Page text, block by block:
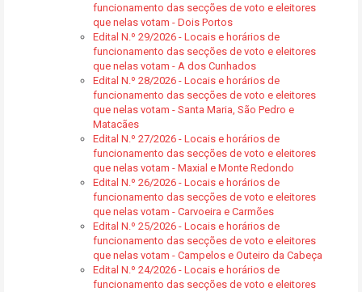
funcionamento das secções de voto e eleitores
que nelas votam - Dois Portos
Edital N.º 29/2026 - Locais e horários de
funcionamento das secções de voto e eleitores
que nelas votam - A dos Cunhados
Edital N.º 28/2026 - Locais e horários de
funcionamento das secções de voto e eleitores
que nelas votam - Santa Maria, São Pedro e
Matacães
Edital N.º 27/2026 - Locais e horários de
funcionamento das secções de voto e eleitores
que nelas votam - Maxial e Monte Redondo
Edital N.º 26/2026 - Locais e horários de
funcionamento das secções de voto e eleitores
que nelas votam - Carvoeira e Carmões
Edital N.º 25/2026 - Locais e horários de
funcionamento das secções de voto e eleitores
que nelas votam - Campelos e Outeiro da Cabeça
Edital N.º 24/2026 - Locais e horários de
funcionamento das secções de voto e eleitores